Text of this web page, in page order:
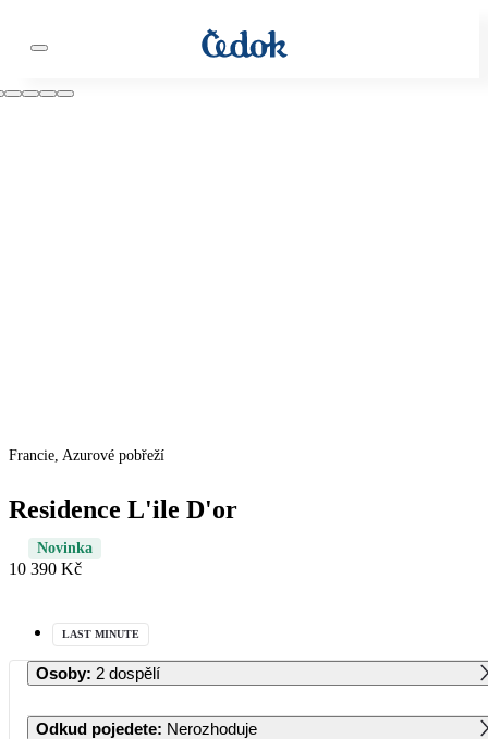
Francie, Azurové pobřeží
Residence L'ile D'or
Novinka
10 390 Kč
LAST MINUTE
Osoby: 2 dospělí
Odkud pojedete: Nerozhoduje